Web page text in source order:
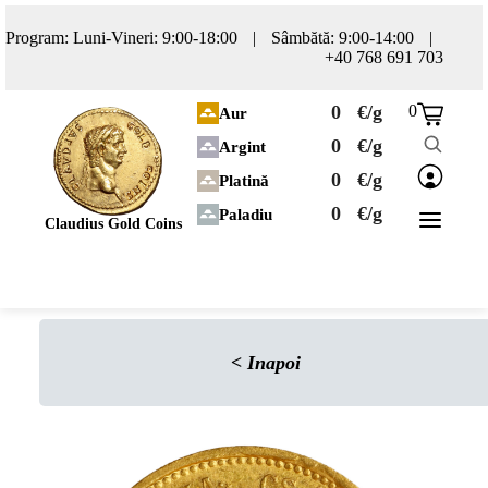
Program: Luni-Vineri: 9:00-18:00 | Sâmbătă: 9:00-14:00
|
+40 768 691 703
Claudius Gold Coins
Aur 0 €/g
Argint 0 €/g
Platină 0 €/g
Paladiu 0 €/g
0
< Inapoi